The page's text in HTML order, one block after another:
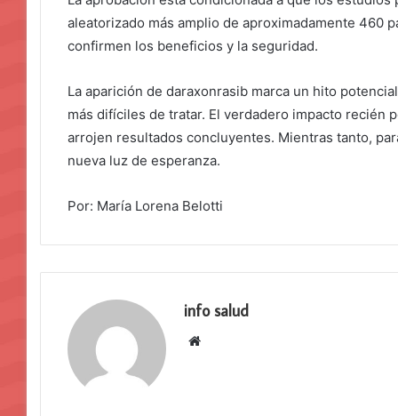
aleatorizado más amplio de aproximadamente 460
confirmen los beneficios y la seguridad.
La aparición de daraxonrasib marca un hito
más difíciles de tratar. El verdadero impacto recién
arrojen resultados concluyentes. Mientras tanto,
nueva luz de esperanza.
Por: María Lorena Belotti
info salud
Sitio